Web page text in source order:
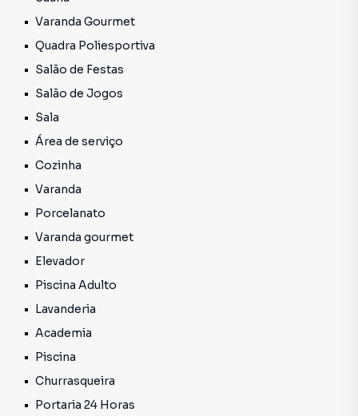
com um dos nosso corretores e visite!Nossos horários de
HSSábados das 8:00 HS as 12 HSNossos contatos:
79.3304-0000 / 99691-0000 (Whatsapp).Obs.: Preços e
condições ofertados aqui estão sujeito a alterações sem
Varanda Gourmet
Quadra Poliesportiva
Salão de Festas
Salão de Jogos
Sala
Área de serviço
Cozinha
Varanda
Porcelanato
Varanda gourmet
Elevador
Piscina Adulto
Lavanderia
Academia
Piscina
Churrasqueira
Portaria 24 Horas